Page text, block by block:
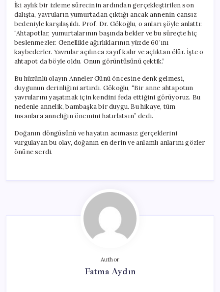
İki aylık bir izleme sürecinin ardından gerçekleştirilen son
dalışta, yavruların yumurtadan çıktığı ancak annenin cansız
bedeniyle karşılaşıldı. Prof. Dr. Gökoğlu, o anları şöyle anlattı:
“Ahtapotlar, yumurtalarının başında bekler ve bu süreçte hiç
beslenmezler. Genellikle ağırlıklarının yüzde 60’ını
kaybederler. Yavrular açılınca zayıf kalır ve açlıktan ölür. İşte o
ahtapot da böyle oldu. Onun görüntüsünü çektik.”
Bu hüzünlü olayın Anneler Günü öncesine denk gelmesi,
duygunun derinliğini artırdı. Gökoğlu, “Bir anne ahtapotun
yavrularını yaşatmak için kendini feda ettiğini görüyoruz. Bu
nedenle annelik, bambaşka bir duygu. Bu hikaye, tüm
insanlara anneliğin önemini hatırlatsın” dedi.
Doğanın döngüsünü ve hayatın acımasız gerçeklerini
vurgulayan bu olay, doğanın en derin ve anlamlı anlarını gözler
önüne serdi.
Author
Fatma Aydın